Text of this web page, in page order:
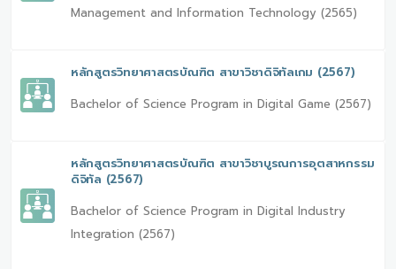
Management and Information Technology (2565)
หลักสูตรวิทยาศาสตรบัณฑิต สาขาวิชาดิจิทัลเกม (2567)
Bachelor of Science Program in Digital Game (2567)
หลักสูตรวิทยาศาสตรบัณฑิต สาขาวิชาบูรณการอุตสาหกรรม
ดิจิทัล (2567)
Bachelor of Science Program in Digital Industry
Integration (2567)